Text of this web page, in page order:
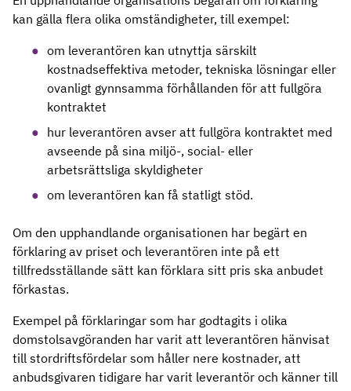
kan gälla flera olika omständigheter, till exempel:
om leverantören kan utnyttja särskilt
kostnadseffektiva metoder, tekniska lösningar eller
ovanligt gynnsamma förhållanden för att fullgöra
kontraktet
hur leverantören avser att fullgöra kontraktet med
avseende på sina miljö-, social- eller
arbetsrättsliga skyldigheter
om leverantören kan få statligt stöd.
Om den upphandlande organisationen har begärt en
förklaring av priset och leverantören inte på ett
tillfredsställande sätt kan förklara sitt pris ska anbudet
förkastas.
Exempel på förklaringar som har godtagits i olika
domstolsavgöranden har varit att leverantören hänvisat
till stordriftsfördelar som håller nere kostnader, att
anbudsgivaren tidigare har varit leverantör och känner till